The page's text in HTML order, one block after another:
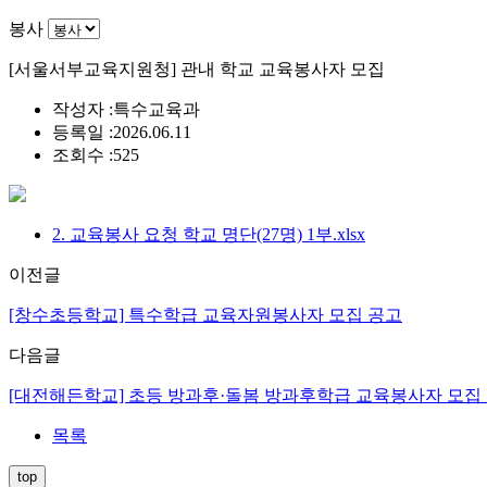
봉사
[서울서부교육지원청] 관내 학교 교육봉사자 모집
작성자 :특수교육과
등록일 :2026.06.11
조회수 :525
2. 교육봉사 요청 학교 명단(27명) 1부.xlsx
이전글
[창수초등학교] 특수학급 교육자원봉사자 모집 공고
다음글
[대전해든학교] 초등 방과후·돌봄 방과후학급 교육봉사자 모집
목록
top